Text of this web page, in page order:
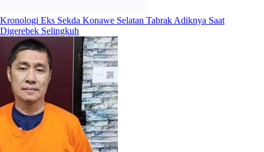
Kronologi Eks Sekda Konawe Selatan Tabrak Adiknya Saat
Digerebek Selingkuh